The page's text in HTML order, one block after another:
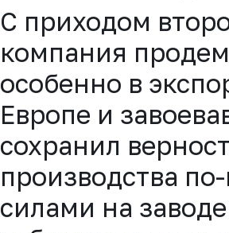
С приходом
компания
особенно в
Европе и
сохранил
производства
силами на